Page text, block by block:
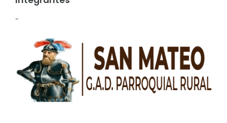
Plan de desarrollo y Ordenamiento Territorial -
Plan Anual Contratación - PAC
Plan Operativo Anual - POA
-